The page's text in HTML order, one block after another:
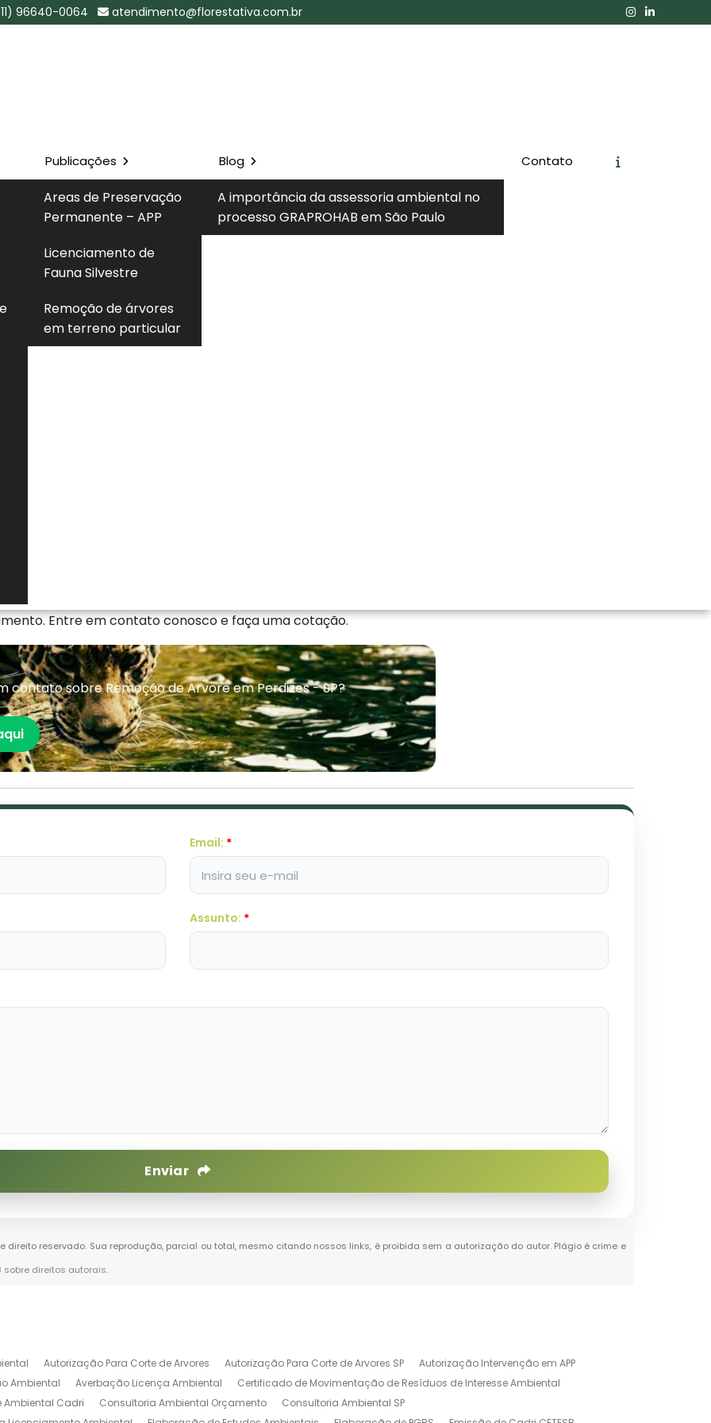
96640-0064 atendimento@florestativa.com.br
Publicações
Areas de Preservação
Permanente – APP
Licenciamento de
Fauna Silvestre
Remoção de árvores
em terreno particular
Blog
A importância da assessoria ambiental no
processo GRAPROHAB em São Paulo
Contato
Perdizes -
- SP
Solicite um Orçamento
remoção de arvorecom profissionais qualificados,
e legais vigentes, ampla disponibilidade de
em consultoria ambiental com soluções
do meio ambiente. Quer saber mais sobre nossas
site! Se preferir, entre em contato com nossos
disponíveis e saiba mais.
para remoção de arvore
Solucoes Ambientais Ltda viabiliza Remoção de Arvore em Perdizes - SP com alta qualidade.
a experiência de profissionais capacitados com os melhores recursos do mercado. Estamos
Entre em contato conosco e faça uma cotação.
sobre Remoção de Arvore em Perdizes - SP?
Email: *
Assunto: *
Enviar
direito reservado. Sua reprodução, parcial ou total, mesmo citando nossos links, é proibida sem a autorização do autor. Plágio é crime e
sobre direitos autorais.
Autorização Para Corte de Arvores Autorização Para Corte de Arvores SP
Autorização Intervenção em APP
Ambiental Averbação Licença Ambiental
Certificado de Movimentação de Resíduos de Interesse Ambiental
Ambiental Cadri
Consultoria Ambiental Orçamento
Consultoria Ambiental SP